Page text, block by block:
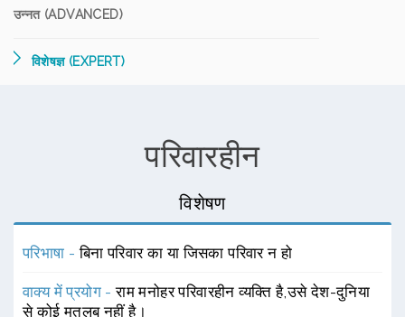
उन्नत (ADVANCED)
विशेषज्ञ (EXPERT)
परिवारहीन
विशेषण
परिभाषा -बिना परिवार का या जिसका परिवार न हो
वाक्य में प्रयोग -राम मनोहर परिवारहीन व्यक्ति है,उसे देश-दुनिया
से कोई मतलब नहीं है।